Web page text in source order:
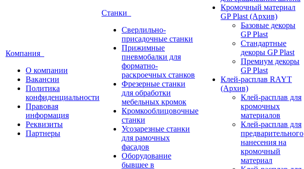
Компания
О компании
Вакансии
Политика
конфиденциальности
Правовая
информация
Реквизиты
Партнеры
Станки
Сверлильно-
присадочные станки
Прижимные
пневмобалки для
форматно-
раскроечных станков
Фрезерные станки
для обработки
мебельных кромок
Кромкооблицовочные
станки
Усозарезные станки
для рамочных
фасадов
Оборудование
бывшее в
Кромочный материал
GP Plast (Архив)
Базовые декоры
GP Plast
Стандартные
декоры GP Plast
Премиум декоры
GP Plast
Клей-расплав RAYT
(Архив)
Клей-расплав для
кромочных
материалов
Клей-расплав для
предварительного
нанесения на
кромочный
материал